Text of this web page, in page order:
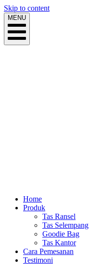
Skip to content
MENU
Home
Produk
Tas Ransel
Tas Selempang
Goodie Bag
Tas Kantor
Cara Pemesanan
Testimoni